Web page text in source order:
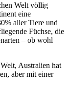
Welt völlig
eine
aller Tiere und
Füchse, die
– ob wohl
Australien hat
aber mit einer